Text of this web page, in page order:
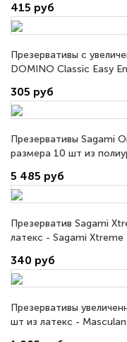
415 руб
Презервативы с
DOMINO Classic Easy
305 руб
Презервативы Sagami
размера 10 шт из
5 485 руб
Презерватив Sagami
латекс - Sagami
340 руб
Презервативы
шт из латекс -